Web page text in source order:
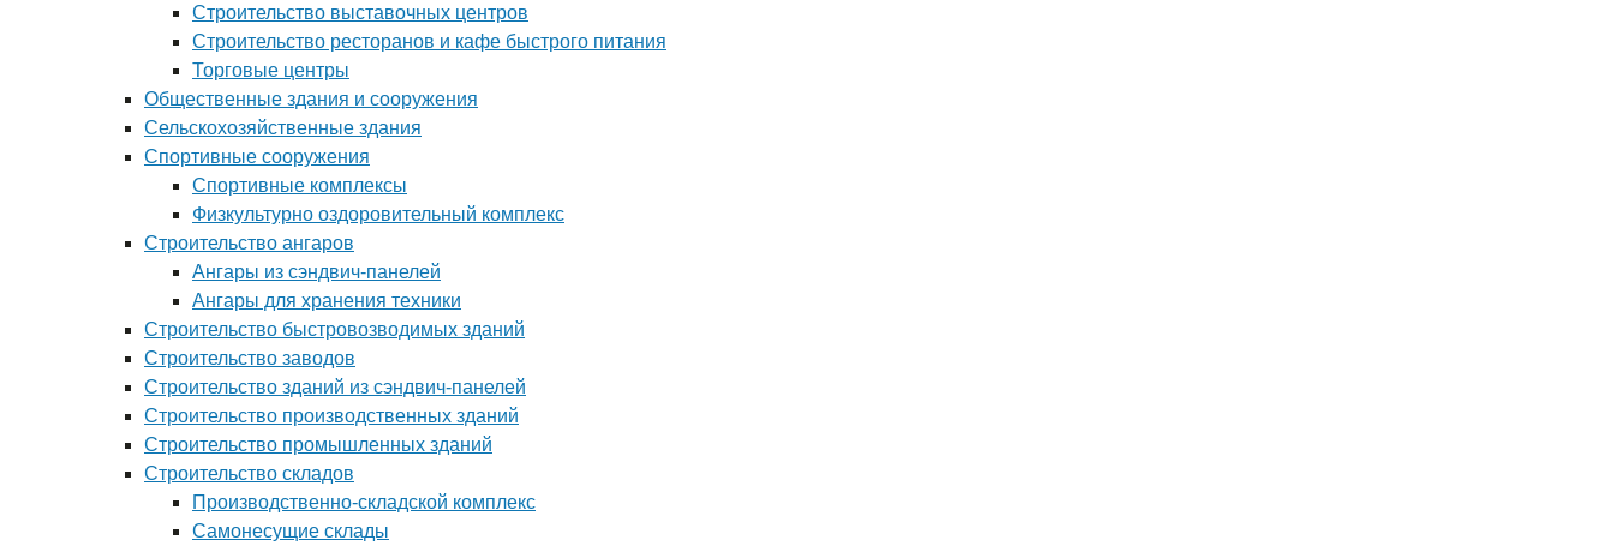
Строительство выставочных центров
Строительство ресторанов и кафе быстрого питания
Торговые центры
Общественные здания и сооружения
Сельскохозяйственные здания
Спортивные сооружения
Спортивные комплексы
Физкультурно оздоровительный комплекс
Строительство ангаров
Ангары из сэндвич-панелей
Ангары для хранения техники
Строительство быстровозводимых зданий
Строительство заводов
Строительство зданий из сэндвич-панелей
Строительство производственных зданий
Строительство промышленных зданий
Строительство складов
Производственно-складской комплекс
Самонесущие склады